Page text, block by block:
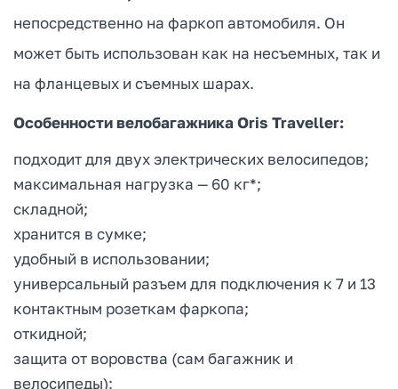
непосредственно на фаркоп автомобиля. Он
может быть использован как на несъемных, так и
на фланцевых и съемных шарах.
Особенности велобагажника Oris Traveller:
подходит для двух электрических велосипедов;
максимальная нагрузка — 60 кг*;
складной;
хранится в сумке;
удобный в использовании;
универсальный разъем для подключения к 7 и 13
контактным розеткам фаркопа;
откидной;
защита от воровства (сам багажник и
велосипеды);